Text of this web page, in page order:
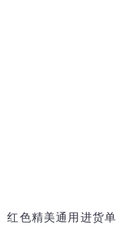
红色精美通用进货单